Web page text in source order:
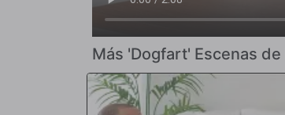
Más 'Dogfart' Escenas de